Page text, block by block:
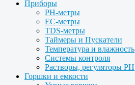
Приборы
PH-метры
EC-метры
TDS-метры
Таймеры и Пускатели
Температура и влажность
Системы контроля
Растворы, регуляторы PH
Горшки и емкости